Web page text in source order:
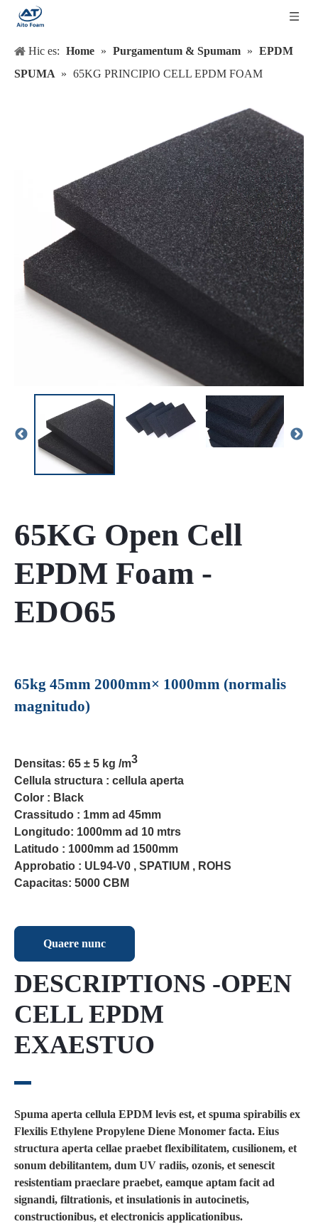
Hic es: Home » Purgamentum & Spumam » EPDM
SPUMA » 65KG PRINCIPIO CELL EPDM FOAM
65KG Open Cell
EPDM Foam -
EDO65
65kg 45mm 2000mm× 1000mm (normalis
magnitudo)
Densitas: 65 ± 5 kg /m3
Cellula structura : cellula aperta
Color : Black
Crassitudo : 1mm ad 45mm
Longitudo: 1000mm ad 10 mtrs
Latitudo : 1000mm ad 1500mm
Approbatio : UL94-V0 , SPATIUM , ROHS
Capacitas: 5000 CBM
Quaere nunc
DESCRIPTIONS -OPEN
CELL EPDM
EXAESTUO
Spuma aperta cellula EPDM levis est, et spuma spirabilis ex
Flexilis Ethylene Propylene Diene Monomer facta. Eius
structura aperta cellae praebet flexibilitatem, cusilionem, et
sonum debilitantem, dum UV radiis, ozonis, et senescit
resistentiam praeclare praebet, eamque aptam facit ad
signandi, filtrationis, et insulationis in autocinetis,
constructionibus, et electronicis applicationibus.